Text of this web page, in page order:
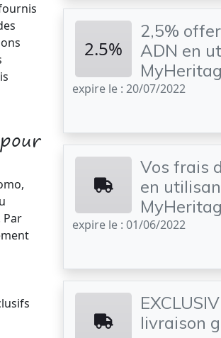
Par
2.5%
2,5%
ADN en
expire le : 20/07/2022
Vos frais
en
expire le : 01/06/2022
livraison